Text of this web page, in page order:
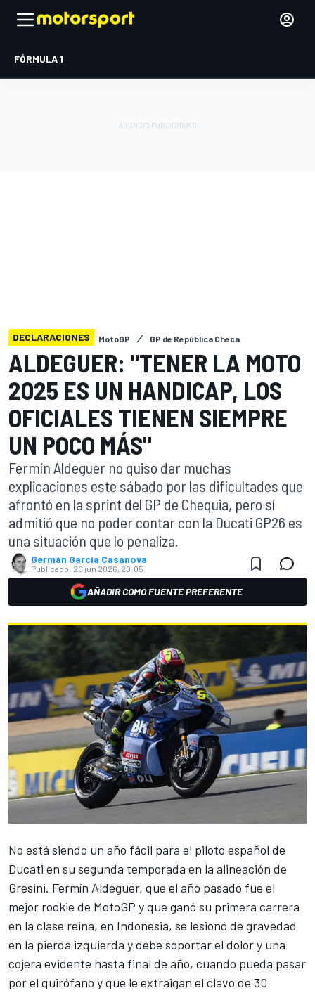
FÓRMULA 1
DECLARACIONES MotoGP GP de República Checa
ALDEGUER: "TENER LA MOTO
2025 ES UN HANDICAP, LOS
OFICIALES TIENEN SIEMPRE
UN POCO MÁS"
Fermín Aldeguer no quiso dar muchas
explicaciones este sábado por las dificultades que
afrontó en la sprint del GP de Chequia, pero sí
admitió que no poder contar con la Ducati GP26 es
una situación que lo penaliza.
Germán Garcia Casanova
Publicado: 20 jun 2026, 20:05
AÑADIR COMO FUENTE PREFERENTE
No está siendo un año fácil para el piloto español de
Ducati en su segunda temporada en la alineación de
Gresini. Fermín Aldeguer, que el año pasado fue el
mejor rookie de MotoGP y que ganó su primera carrera
en la clase reina, en Indonesia, se lesionó de gravedad
en la pierda izquierda y debe soportar el dolor y una
cojera evidente hasta final de año, cuando pueda pasar
por el quirófano y que le extraigan el clavo de 30